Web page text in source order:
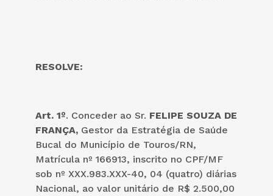
RESOLVE:
Art. 1º. Conceder ao Sr. FELIPE SOUZA DE
FRANÇA, Gestor da Estratégia de Saúde
Bucal do Município de Touros/RN,
Matrícula nº 166913, inscrito no CPF/MF
sob nº XXX.983.XXX-40, 04 (quatro) diárias
Nacional, ao valor unitário de R$ 2.500,00